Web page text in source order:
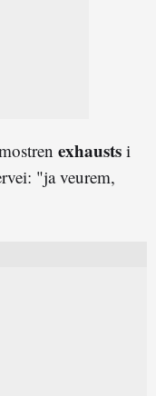
exhausts i
"ja veurem,